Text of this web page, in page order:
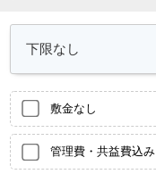
敷金なし
管理費・共益費込み